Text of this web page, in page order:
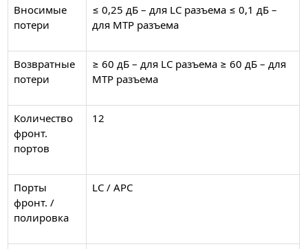
Вносимые
потери
≤ 0,25 дБ – для LC разъема ≤ 0,1 дБ –
для MTP разъема
Возвратные
потери
≥ 60 дБ – для LC разъема ≥ 60 дБ – для
MTP разъема
Количество
фронт.
портов
12
Порты
фронт. /
полировка
LC / APC